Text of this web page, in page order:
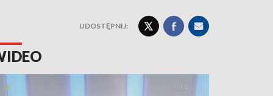
UDOSTĘPNIJ: